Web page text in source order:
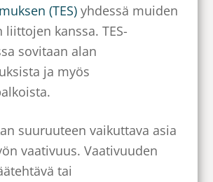
(TES) yhdessä muiden
kanssa. TES-
sovitaan alan
ja myös
suuruuteen vaikuttava asia
vaativuus. Vaativuuden
tai